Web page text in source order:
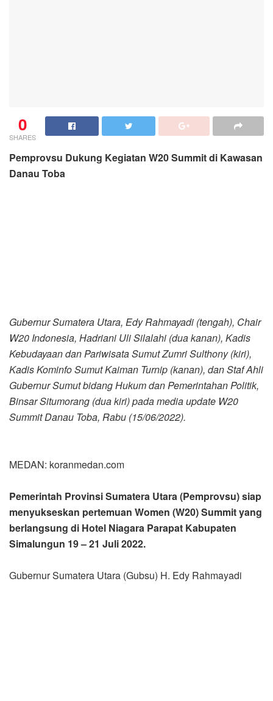
0
SHARES
Pemprovsu Dukung Kegiatan W20 Summit di Kawasan
Danau Toba
Gubernur Sumatera Utara, Edy Rahmayadi (tengah), Chair
W20 Indonesia, Hadriani Uli Silalahi (dua kanan), Kadis
Kebudayaan dan Pariwisata Sumut Zumri Sulthony (kiri),
Kadis Kominfo Sumut Kaiman Turnip (kanan), dan Staf Ahli
Gubernur Sumut bidang Hukum dan Pemerintahan Politik,
Binsar Situmorang (dua kiri) pada media update W20
Summit Danau Toba, Rabu (15/06/2022).
MEDAN: koranmedan.com
Pemerintah Provinsi Sumatera Utara (Pemprovsu) siap
menyukseskan pertemuan Women (W20) Summit yang
berlangsung di Hotel Niagara Parapat Kabupaten
Simalungun 19 – 21 Juli 2022.
Gubernur Sumatera Utara (Gubsu) H. Edy Rahmayadi